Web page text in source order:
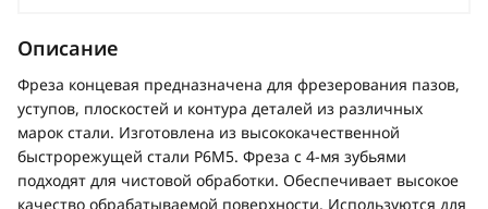
Описание
Фреза концевая предназначена для фрезерования пазов,
уступов, плоскостей и контура деталей из различных
марок стали. Изготовлена из высококачественной
быстрорежущей стали Р6М5. Фреза с 4-мя зубьями
подходят для чистовой обработки. Обеспечивает высокое
качество обрабатываемой поверхности. Используются для